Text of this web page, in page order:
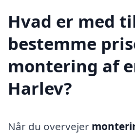
Hvad er med
bestemme
montering af
Harlev?
Når du overvejer